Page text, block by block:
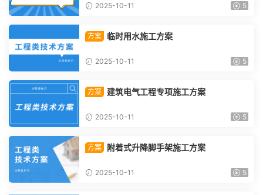
2025-10-11 5
方案 临时用水施工方案
2025-10-11 5
方案 建筑电气工程专项施工方案
2025-10-11 5
方案 附着式升降脚手架施工方案
2025-10-11 5